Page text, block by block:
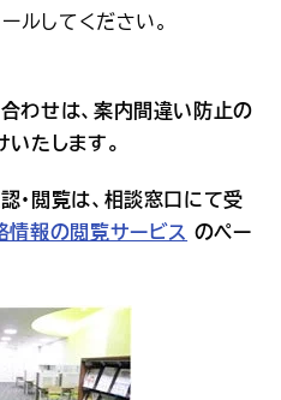
してください。
わせは、案内間違い防止の
たします。
閲覧は、相談窓口にて受
情報の閲覧サービス のペー